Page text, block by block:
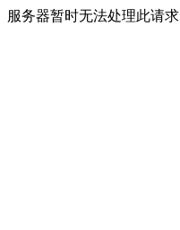
服务器暂时无法处理此请求